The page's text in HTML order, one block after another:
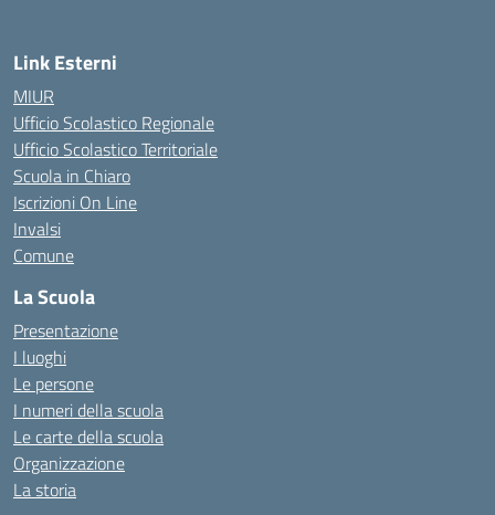
Link Esterni
MIUR
Ufficio Scolastico Regionale
Ufficio Scolastico Territoriale
Scuola in Chiaro
Iscrizioni On Line
Invalsi
Comune
La Scuola
Presentazione
I luoghi
Le persone
I numeri della scuola
Le carte della scuola
Organizzazione
La storia